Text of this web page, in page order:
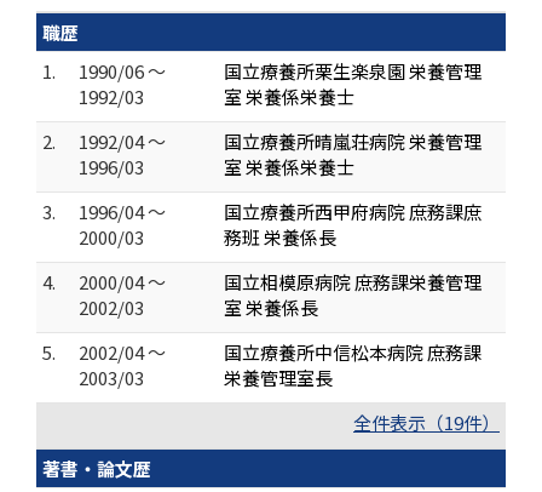
職歴
1.
1990/06 ～
1992/03
国立療養所栗生楽泉園 栄養管理
室 栄養係栄養士
2.
1992/04 ～
1996/03
国立療養所晴嵐荘病院 栄養管理
室 栄養係栄養士
3.
1996/04 ～
2000/03
国立療養所西甲府病院 庶務課庶
務班 栄養係長
4.
2000/04 ～
2002/03
国立相模原病院 庶務課栄養管理
室 栄養係長
5.
2002/04 ～
2003/03
国立療養所中信松本病院 庶務課
栄養管理室長
全件表示（19件）
著書・論文歴